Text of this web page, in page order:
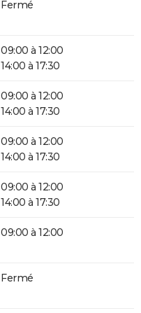
Fermé
09:00 à 12:00
14:00 à 17:30
09:00 à 12:00
14:00 à 17:30
09:00 à 12:00
14:00 à 17:30
09:00 à 12:00
14:00 à 17:30
09:00 à 12:00
Fermé